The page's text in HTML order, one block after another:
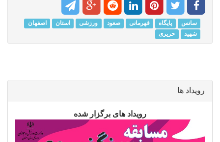
سانس پایگاه قهرمانی صعود ورزشی استان
اصفهان
شهید
حریری
رویداد ها
رویداد های برگزار شده